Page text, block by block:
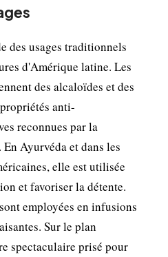
des usages traditionnels
d'Amérique latine. Les
des alcaloïdes et des
anti-
reconnues par la
Ayurvéda et dans les
elle est utilisée
et favoriser la détente.
employées en infusions
Sur le plan
spectaculaire prisé pour